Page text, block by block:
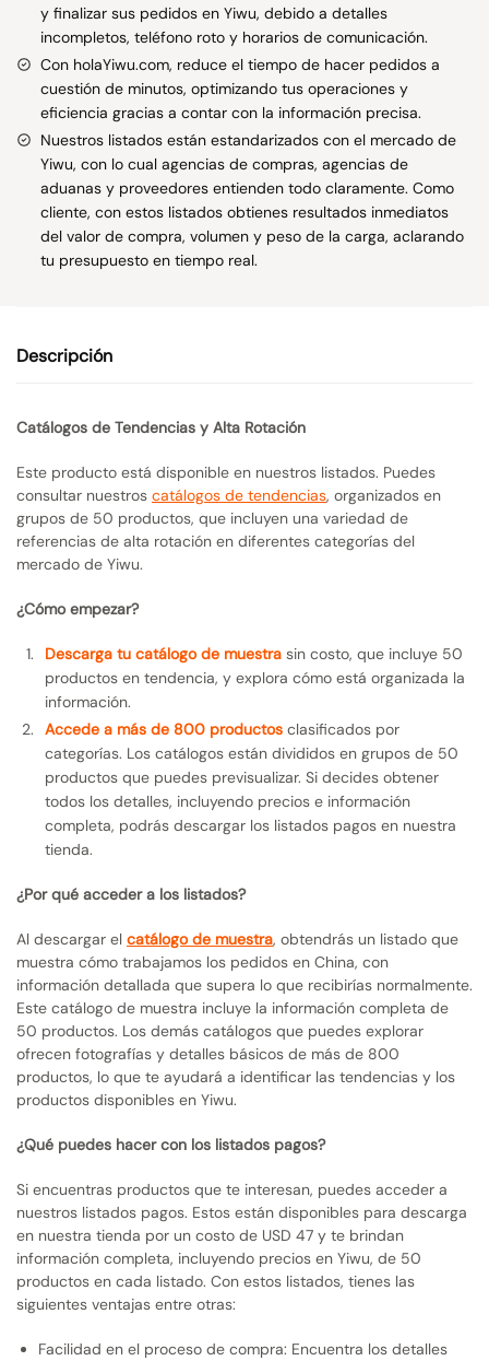
y finalizar sus pedidos en Yiwu, debido a detalles
incompletos, teléfono roto y horarios de comunicación.
Con holaYiwu.com, reduce el tiempo de hacer pedidos a
cuestión de minutos, optimizando tus operaciones y
eficiencia gracias a contar con la información precisa.
Nuestros listados están estandarizados con el mercado de
Yiwu, con lo cual agencias de compras, agencias de
aduanas y proveedores entienden todo claramente. Como
cliente, con estos listados obtienes resultados inmediatos
del valor de compra, volumen y peso de la carga, aclarando
tu presupuesto en tiempo real.
Descripción
Catálogos de Tendencias y Alta Rotación
Este producto está disponible en nuestros listados. Puedes
consultar nuestros catálogos de tendencias, organizados en
grupos de 50 productos, que incluyen una variedad de
referencias de alta rotación en diferentes categorías del
mercado de Yiwu.
¿Cómo empezar?
Descarga tu catálogo de muestra sin costo, que incluye 50
productos en tendencia, y explora cómo está organizada la
información.
Accede a más de 800 productos clasificados por
categorías. Los catálogos están divididos en grupos de 50
productos que puedes previsualizar. Si decides obtener
todos los detalles, incluyendo precios e información
completa, podrás descargar los listados pagos en nuestra
tienda.
¿Por qué acceder a los listados?
Al descargar el catálogo de muestra, obtendrás un listado que
muestra cómo trabajamos los pedidos en China, con
información detallada que supera lo que recibirías normalmente.
Este catálogo de muestra incluye la información completa de
50 productos. Los demás catálogos que puedes explorar
ofrecen fotografías y detalles básicos de más de 800
productos, lo que te ayudará a identificar las tendencias y los
productos disponibles en Yiwu.
¿Qué puedes hacer con los listados pagos?
Si encuentras productos que te interesan, puedes acceder a
nuestros listados pagos. Estos están disponibles para descarga
en nuestra tienda por un costo de USD 47 y te brindan
información completa, incluyendo precios en Yiwu, de 50
productos en cada listado. Con estos listados, tienes las
siguientes ventajas entre otras:
Facilidad en el proceso de compra: Encuentra los detalles